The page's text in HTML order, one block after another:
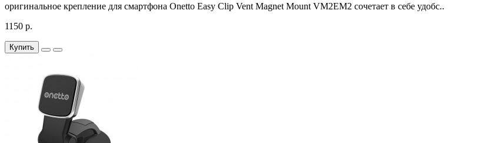
оригинальное крепление для смартфона Onetto Easy Clip Vent Magnet Mount VM2EM2 сочетает в себе удобс..
1150 р.
Купить